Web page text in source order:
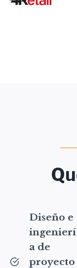
Diseño e
ingenierí
a de
proyecto